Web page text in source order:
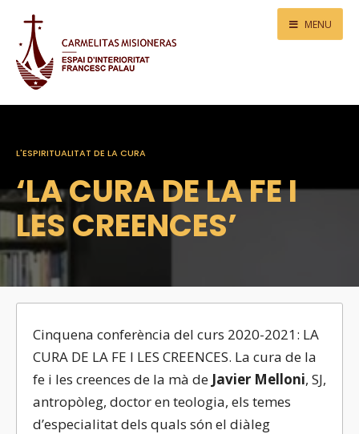
MENU
L'ESPIRITUALITAT DE LA CURA
‘LA CURA DE LA FE I
LES CREENCES’
Cinquena conferència del curs 2020-2021: LA
CURA DE LA FE I LES CREENCES. La cura de la
fe i les creences de la mà de Javier Melloni, SJ,
antropòleg, doctor en teologia, els temes
d’especialitat dels quals són el diàleg